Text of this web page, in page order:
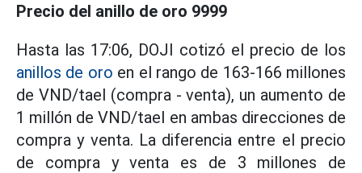
Precio del anillo de oro 9999
Hasta las 17:06, DOJI cotizó el precio de los
anillos de oro en el rango de 163-166 millones
de VND/tael (compra - venta), un aumento de
1 millón de VND/tael en ambas direcciones de
compra y venta. La diferencia entre el precio
de compra y venta es de 3 millones de